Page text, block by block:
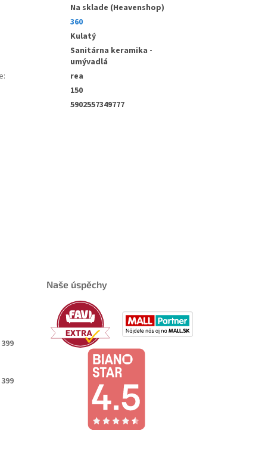
Na sklade (Heavenshop)
360
Kulatý
Sanitárna keramika -
umývadlá
:
rea
150
5902557349777
Naše úspěchy